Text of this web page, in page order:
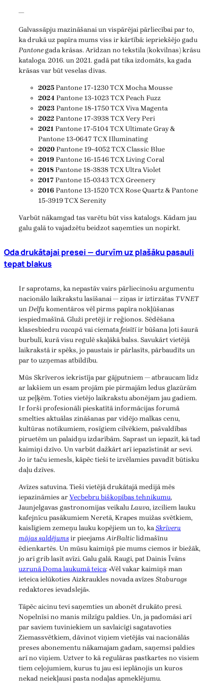
—
Galvassāpju mazināšanai un vispārējai pārliecībai par to,
ka drukā uz papīra mums viss ir kārtībā: iepriekšējo gadu
Pantonegada krāsas. Arīdzan no tekstila (kokvilnas) krāsu
kataloga. 2016. un 2021. gadā pat tika izdomāts, ka gada
krāsas var būt veselas divas.
2025Pantone 17-1230 TCX Mocha Mousse
2024 Pantone 13-1023 TCX Peach Fuzz
2023 Pantone 18-1750 TCX Viva Magenta
2022Pantone 17-3938 TCX Very Peri
2021Pantone 17-5104 TCX Ultimate Gray &
Pantone 13-0647 TCX Illuminating
2020Pantone 19-4052 TCX Classic Blue
2019 Pantone 16-1546 TCX Living Coral
2018Pantone 18-3838 TCX Ultra Violet
2017Pantone 15-0343 TCX Greenery
2016 Pantone 13-1520 TCX Rose Quartz & Pantone
15-3919 TCX Serenity
Varbūt nākamgad tas varētu būt viss katalogs. Kādam jau
galu galā to vajadzētu beidzot saņemties un nopirkt.
Oda drukātajai presei — durvīm uz plašāku pasauli
tepat blakus
Ir saprotams, ka nepastāv vairs pārliecinošu argumentu
nacionālo laikrakstu lasīšanai — ziņas ir iztirzātas TVNET
unDelfukomentāros vēl pirms papīra nokļūšanas
iespiedmašīnā. Gluži pretēji ir reģionos. Sēdēšana
klasesbiedruvacapāvai ciematafeisītīir būšana ļoti šaurā
burbulī, kurā visu regulē skaļākā balss. Savukārt vietējā
laikrakstā ir spēks, jo paustais ir pārlasīts, pārbaudīts un
par to uzņemas atbildību.
Mūs Skrīveros iekristīja par gājputniem — atbraucam līdz
ar lakšiem un esam projām pie pirmajām ledus glazūrām
uz peļķēm. Toties vietējo laikrakstu abonējam jau gadiem.
Ir forši profesionāli pieskatītā informācijas forumā
smelties aktuālas zināšanas par vidējo malkas cenu,
kultūras notikumiem, rosīgiem cilvēkiem, pašvaldības
piruetēm un palaidņu izdarībām. Saprast un iepazīt, kā tad
kaimiņi dzīvo. Un varbūt dažkārt arī iepazīstināt ar sevi.
Jo ir taču iemesls, kāpēc tieši te izvēlamies pavadīt būtisku
daļu dzīves.
Avīzes satuvina. Tieši vietējā drukātajā medijā mēs
iepazināmies arVecbebru biškopības tehnikumu,
Jaunjelgavas gastronomijas veikaluLauva, izciliem lauku
kafejnīcu pasākumiem Neretā, Krapes muižas svētkiem,
kaislīgiem zemeņu lauku kopējiem un to, kaSkrīveru
mājas saldējumsir pieejamsAirBalticlidmašīnu
ēdienkartēs. Un mūsu kaimiņš pie mums ciemos ir biežāk,
jo arī grib lasīt avīzi. Galu galā. Raugi, pat Dainis Īvāns
uzrunā Doma laukumā teica: «Vēl vakar kaimiņš man
ieteica ielūkoties Aizkraukles novada avīzes Staburags
redaktores ievadslejā».
Tāpēc aicinu tevi saņemties un abonēt drukāto presi.
Nopelnīsi no manis milzīgu paldies. Un, ja padomāsi arī
par saviem tuviniekiem un savlaicīgi sagatavoties
Ziemassvētkiem, dāvinot viņiem vietējās vai nacionālās
preses abonementu nākamajam gadam, saņemsi paldies
arī no viņiem. Uztver to kā regulāras pastkartes no visiem
tiem ceļojumiem, kurus tu jau esi ieplānojis un kuros
nekad neiekļausi pasta nodaļas apmeklējumu.